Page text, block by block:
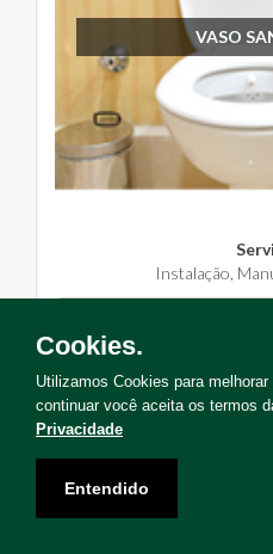
VASO
Instalação,
Solicite uma visita para
Cookies.
Utilizamos Cookies para
continuar você aceita os termos
Privacidade
Entendido